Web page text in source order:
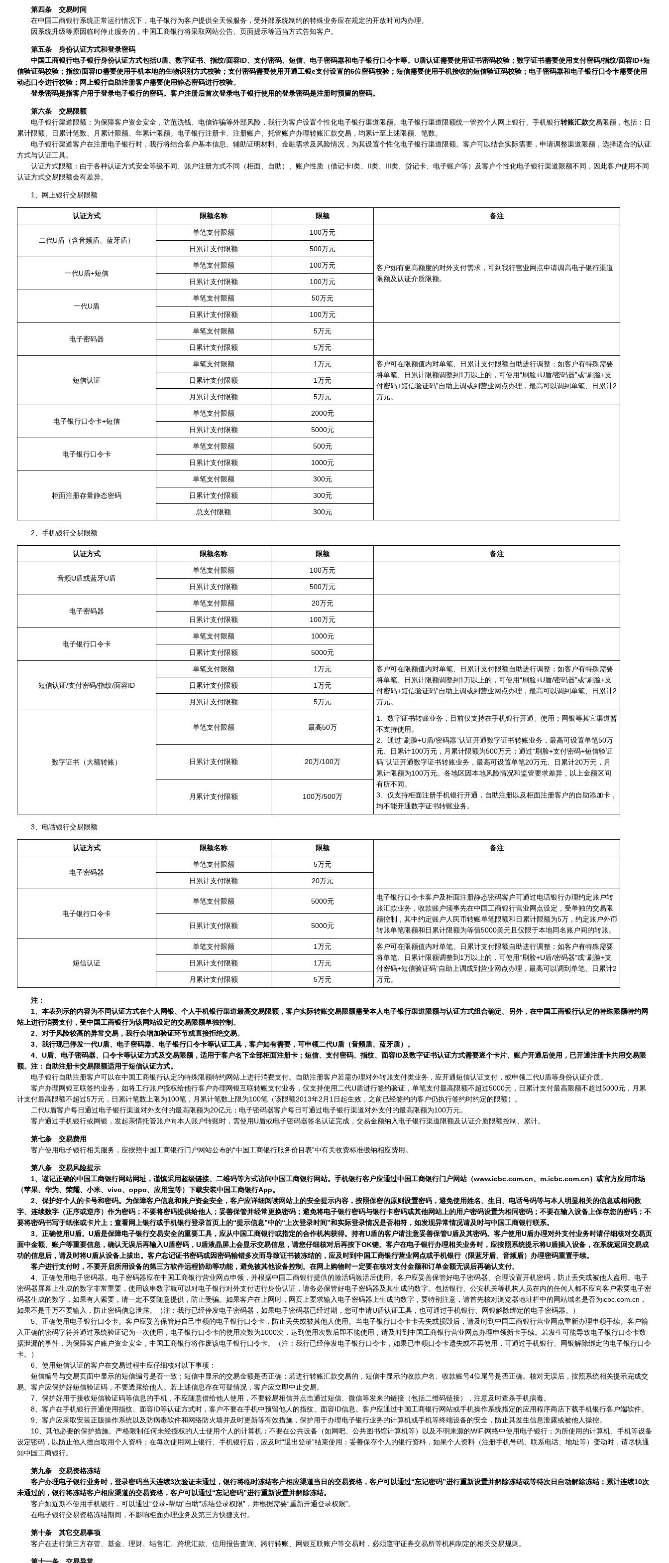
第四条 交易时间
在中国工商银行系统正常运行情况下，电子银行为客户提供全天候服务，受外部系统制约的特殊业务应在规定的开放时间内办理。
因系统升级等原因临时停止服务的，中国工商银行将采取网站公告、页面提示等适当方式告知客户。
第五条 身份认证方式和登录密码
中国工商银行电子银行身份认证方式包括U盾、数字证书、指纹/面容ID、支付密码、短信、电子密码器和电子银行口令卡等。U盾认证需要使用证书密码校验；数字证书需要使用支付密码/指纹/面容ID+短
信验证码校验；指纹/面容ID需要使用手机本地的生物识别方式校验；支付密码需要使用开通工银e支付设置的6位密码校验；短信需要使用手机接收的短信验证码校验；电子密码器和电子银行口令卡需要使用
动态口令进行校验；网上银行自助注册客户需要使用静态密码进行校验。
登录密码是指客户用于登录电子银行的密码。客户注册后首次登录电子银行使用的登录密码是注册时预留的密码。
第六条 交易限额
电子银行渠道限额：为保障客户资金安全，防范洗钱、电信诈骗等外部风险，我行为客户设置个性化电子银行渠道限额。电子银行渠道限额统一管控个人网上银行、手机银行转账汇款交易限额，包括：日
累计限额、日累计笔数、月累计限额、年累计限额。电子银行注册卡、注册账户、托管账户办理转账汇款交易，均累计至上述限额、笔数。
电子银行渠道客户在注册电子银行时，我行将结合客户基本信息、辅助证明材料、金融需求及风险情况，为其设置个性化电子银行渠道限额。客户可以结合实际需要，申请调整渠道限额，选择适合的认证
方式与认证工具。
认证方式限额：由于各种认证方式安全等级不同、账户注册方式不同（柜面、自助）、账户性质（借记卡I类、II类、III类、贷记卡、电子账户等）及客户个性化电子银行渠道限额不同，因此客户使用不同
认证方式交易限额会有差异。
1、网上银行交易限额
认证方式 限额名称 限额 备注
二代U盾（含音频盾、蓝牙盾）
单笔支付限额 100万元
客户如有更高额度的对外支付需求，可到我行营业网点申请调高电子银行渠道
限额及认证介质限额。
日累计支付限额 500万元
一代U盾+短信
单笔支付限额 100万元
日累计支付限额 100万元
一代U盾
单笔支付限额 50万元
日累计支付限额 100万元
电子密码器
单笔支付限额 5万元
日累计支付限额 5万元
短信认证
单笔支付限额 1万元
客户可在限额值内对单笔、日累计支付限额自助进行调整；如客户有特殊需要
将单笔、日累计限额调整到1万以上的，可使用“刷脸+U盾/密码器”或“刷脸+支
付密码+短信验证码”自助上调或到营业网点办理，最高可以调到单笔、日累计2
万元。
日累计支付限额 1万元
月累计支付限额 5万元
电子银行口令卡+短信
单笔支付限额 2000元
日累计支付限额 5000元
电子银行口令卡
单笔支付限额 500元
日累计支付限额 1000元
柜面注册存量静态密码
单笔支付限额 300元
日累计支付限额 300元
总支付限额 300元
2、手机银行交易限额
认证方式 限额名称 限额 备注
音频U盾或蓝牙U盾
单笔支付限额 100万元
日累计支付限额 500万元
电子密码器
单笔支付限额 20万元
日累计支付限额 100万元
电子银行口令卡
单笔支付限额 1000元
日累计支付限额 5000元
短信认证/支付密码/指纹/面容ID
单笔支付限额 1万元
客户可在限额值内对单笔、日累计支付限额自助进行调整；如客户有特殊需要
将单笔、日累计限额调整到1万以上的，可使用“刷脸+U盾/密码器”或“刷脸+支
付密码+短信验证码”自助上调或到营业网点办理，最高可以调到单笔、日累计2
万元。
日累计支付限额 1万元
月累计支付限额 5万元
数字证书（大额转账）
单笔支付限额 最高50万
1、数字证书转账业务，目前仅支持在手机银行开通、使用；网银等其它渠道暂
不支持使用。
2、通过“刷脸+U盾/密码器”认证开通数字证书转账业务，最高可设置单笔50万
元、日累计100万元，月累计限额为500万元；通过“刷脸+支付密码+短信验证
码”认证开通数字证书转账业务，最高可设置单笔20万元、日累计20万元，月
累计限额为100万元。各地区因本地风险情况和监管要求差异，以上金额区间
有所不同。
3、仅支持柜面注册手机银行开通，自助注册以及柜面注册客户的自助添加卡，
均不能开通数字证书转账业务。
日累计支付限额 20万/100万
月累计支付限额 100万/500万
3、电话银行交易限额
认证方式 限额名称 限额 备注
电子密码器
单笔支付限额 5万元
日累计支付限额 20万元
电子银行口令卡
单笔支付限额 5000元
电子银行口令卡客户及柜面注册静态密码客户可通过电话银行办理约定账户转
账汇款业务，收款账户须事先在中国工商银行营业网点设定，受单独的交易限
额控制，其中约定账户人民币转账单笔限额和日累计限额为5万，约定账户外币
转账单笔限额和日累计限额为等值5000美元且仅限于本地同名账户间的转账。
日累计支付限额 5000元
短信认证
单笔支付限额 1万元
客户可在限额值内对单笔、日累计支付限额自助进行调整；如客户有特殊需要
将单笔、日累计限额调整到1万以上的，可使用“刷脸+U盾/密码器”或“刷脸+支
付密码+短信验证码”自助上调或到营业网点办理，最高可以调到单笔、日累计2
万元。
日累计支付限额 1万元
月累计支付限额 5万元
注：
1、本表列示的内容为不同认证方式在个人网银、个人手机银行渠道最高交易限额，客户实际转账交易限额需受本人电子银行渠道限额与认证方式组合确定。另外，在中国工商银行认定的特殊限额特约网
站上进行消费支付，受中国工商银行为该网站设定的交易限额单独控制。
2、对于风险较高的异常交易，我行会增加验证环节或直接拒绝交易。
3、我行现已停发一代U盾、电子密码器、电子银行口令卡等认证工具，客户如有需要，可申领二代U盾（音频盾、蓝牙盾）。
4、U盾、电子密码器、口令卡等认证方式及交易限额，适用于客户名下全部柜面注册卡；短信、支付密码、指纹、面容ID及数字证书认证方式需要逐个卡片、账户开通后使用，已开通注册卡共用交易限
额。注：自助注册卡交易限额适用于短信认证方式。
电子银行自助注册客户可以在中国工商银行认定的特殊限额特约网站上进行消费支付。自助注册客户若需办理对外转账支付类业务，应开通短信认证支付，或申领二代U盾等身份认证介质。
客户办理网银互联签约业务，如将工行账户授权给他行客户办理网银互联转账支付业务，仅支持使用二代U盾进行签约验证，单笔支付最高限额不超过5000元，日累计支付最高限额不超过5000元，月累
计支付最高限额不超过5万元，日累计笔数上限为100笔，月累计笔数上限为100笔（该限额2013年2月1日起生效，之前已经签约的客户仍执行签约时约定的限额）。
二代U盾客户每日通过电子银行渠道对外支付的最高限额为20亿元；电子密码器客户每日可通过电子银行渠道对外支付的最高限额为100万元。
客户通过手机银行或网银，发起亲情托管账户向本人账户转账时，需使用U盾或电子密码器签名认证完成，交易金额纳入电子银行渠道限额及认证介质限额控制、累计。
第七条 交易费用
客户使用电子银行相关服务，应按照中国工商银行门户网站公布的“中国工商银行服务价目表”中有关收费标准缴纳相应费用。
第八条 交易风险提示
1、谨记正确的中国工商银行网站网址，谨慎采用超级链接、二维码等方式访问中国工商银行网站。手机银行客户应通过中国工商银行门户网站（www.icbc.com.cn、m.icbc.com.cn）或官方应用市场
（苹果、华为、荣耀、小米、vivo、oppo、应用宝等）下载安装中国工商银行App。
2、保护好个人的卡号和密码。为保障客户信息和账户资金安全，客户应详细阅读网站上的安全提示内容，按照保密的原则设置密码，避免使用姓名、生日、电话号码等与本人明显相关的信息或相同数
字、连续数字（正序或逆序）作为密码；不要将密码提供给他人；妥善保管并经常更换密码；避免将电子银行密码与银行卡密码或其他网站上的用户密码设置为相同密码；不要在输入设备上保存您的密码；不
要将密码书写于纸张或卡片上；查看网上银行或手机银行登录首页上的“提示信息”中的“上次登录时间”和实际登录情况是否相符，如发现异常情况请及时与中国工商银行联系。
3、正确使用U盾。U盾是保障电子银行交易安全的重要工具，应从中国工商银行或指定的合作机构获得。持有U盾的客户请注意妥善保管U盾及其密码。客户使用U盾办理对外支付业务时请仔细核对交易页
面中金额、账户等重要信息，确认无误后再输入U盾密码，U盾液晶屏上会显示交易信息，请您仔细核对后再按下OK键。客户在电子银行办理相关业务时，应按照系统提示将U盾插入设备，在系统返回交易成
功的信息后，请及时将U盾从设备上拔出。客户忘记证书密码或因密码输错多次而导致证书被冻结的，应及时到中国工商银行营业网点或手机银行（限蓝牙盾、音频盾）办理密码重置手续。
客户进行支付时，不要开启所用设备的第三方软件远程协助等功能，避免被其他设备控制。在网上购物时一定要在核对支付金额和订单金额无误后再确认支付。
4、正确使用电子密码器。电子密码器应在中国工商银行营业网点申领，并根据中国工商银行提供的激活码激活后使用。客户应妥善保管好电子密码器、合理设置开机密码，防止丢失或被他人盗用。电子
密码器屏幕上生成的数字非常重要，使用该串数字就可以对电子银行对外支付进行身份认证，请务必保管好电子密码器及其生成的数字。包括银行、公安机关等机构人员在内的任何人都不应向客户索要电子密
码器生成的数字，如果有人索要，请一定不要随意提供，防止受骗。如果客户在上网时，网页上要求输入电子密码器上生成的数字，要特别注意，请首先核对浏览器地址栏中的网站域名是否为icbc.com.cn，
如果不是千万不要输入，防止密码信息泄露。（注：我行已经停发电子密码器，如果电子密码器已经过期，您可申请U盾认证工具，也可通过手机银行、网银解除绑定的电子密码器。）
5、正确使用电子银行口令卡。客户应妥善保管好自己申领的电子银行口令卡，防止丢失或被其他人使用。当电子银行口令卡卡丢失或损毁后，请及时到中国工商银行营业网点重新办理申领手续。客户输
入正确的密码字符并通过系统验证记为一次使用，电子银行口令卡的使用次数为1000次，达到使用次数后即不能使用，请及时到中国工商银行营业网点办理申领新卡手续。若发生可能导致电子银行口令卡数
据泄漏的事件，为保障客户账户资金安全，中国工商银行将作废该电子银行口令卡。（注：我行已经停发电子银行口令卡，如果已申领口令卡遗失或不再使用，可通过手机银行、网银解除绑定的电子银行口令
卡。）
6、使用短信认证的客户在交易过程中应仔细核对以下事项：
短信编号与交易页面中显示的短信编号是否一致；短信中显示的交易金额是否正确；若进行转账汇款交易的，短信中显示的收款户名、收款账号4位尾号是否正确。核对无误后，按照系统相关提示完成交
易。客户应保护好短信验证码，不要透露给他人。若上述信息存在可疑情况，客户应立即中止交易。
7、保护好用于接收短信验证码等信息的手机，不应随意借给他人使用，不要轻易相信并点击通过短信、微信等发来的链接（包括二维码链接），注意及时查杀手机病毒。
8、客户在手机银行开通使用指纹、面容ID等认证方式时，客户不要在手机中预留他人的指纹、面容ID信息。客户应通过中国工商银行网站或手机操作系统指定的应用程序商店下载手机银行客户端软件。
9、客户应采取安装正版操作系统以及防病毒软件和网络防火墙并及时更新等有效措施，保护用于办理电子银行业务的计算机或手机等终端设备的安全，防止其发生信息泄露或被他人操控。
10、其他必要的保护措施。严格限制任何未经授权的人士使用个人的计算机；不要在公共设备（如网吧、公共图书馆计算机等）以及不明来源的WiFi网络中使用电子银行；为所使用的计算机、手机等设备
设定密码，以防止他人擅自取用个人资料；在每次使用网上银行、手机银行后，应及时“退出登录”结束使用；妥善保存个人的银行资料，如果个人资料（注册手机号码、联系电话、地址等）变动时，请尽快通
知中国工商银行。
第九条 交易资格冻结
客户办理电子银行业务时，登录密码当天连续3次验证未通过，银行将临时冻结客户相应渠道当日的交易资格，客户可以通过“忘记密码”进行重新设置并解除冻结或等待次日自动解除冻结；累计连续10次
未通过的，银行将冻结客户相应渠道的交易资格，客户可以通过“忘记密码”进行重新设置并解除冻结。
客户如近期不使用手机银行，可以通过“登录-帮助”自助“冻结登录权限”，并根据需要“重新开通登录权限”。
在电子银行交易资格冻结期间，不影响柜面办理业务及第三方快捷支付。
第十条 其它交易事项
客户在进行第三方存管、基金、理财、结售汇、跨境汇款、信用报告查询、跨行转账、网银互联账户等交易时，必须遵守证券交易所等机构制定的相关交易规则。